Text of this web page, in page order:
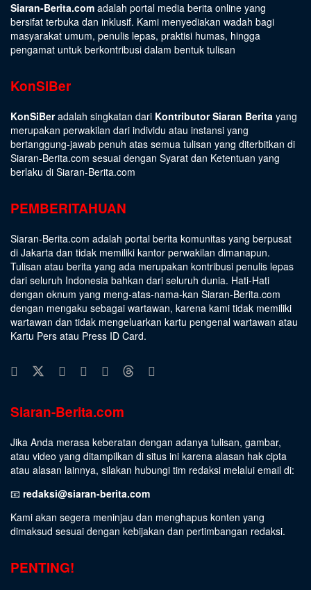
Siaran-Berita.com adalah portal media berita online yang
bersifat terbuka dan inklusif. Kami menyediakan wadah bagi
masyarakat umum, penulis lepas, praktisi humas, hingga
pengamat untuk berkontribusi dalam bentuk tulisan
KonSiBer
KonSiBeradalah singkatan dari Kontributor Siaran Berita yang
merupakan perwakilan dari individu atau instansi yang
bertanggung-jawab penuh atas semua tulisan yang diterbitkan di
Siaran-Berita.com sesuai dengan Syarat dan Ketentuan yang
berlaku di Siaran-Berita.com
PEMBERITAHUAN
Siaran-Berita.com adalah portal berita komunitas yang berpusat
di Jakarta dan tidak memiliki kantor perwakilan dimanapun.
Tulisan atau berita yang ada merupakan kontribusi penulis lepas
dari seluruh Indonesia bahkan dari seluruh dunia. Hati-Hati
dengan oknum yang meng-atas-nama-kan Siaran-Berita.com
dengan mengaku sebagai wartawan, karena kami tidak memiliki
wartawan dan tidak mengeluarkan kartu pengenal wartawan atau
Kartu Pers atau Press ID Card.
Siaran-Berita.com
Jika Anda merasa keberatan dengan adanya tulisan, gambar,
atau video yang ditampilkan di situs ini karena alasan hak cipta
atau alasan lainnya, silakan hubungi tim redaksi melalui email di:
📧 redaksi@siaran-berita.com
Kami akan segera meninjau dan menghapus konten yang
dimaksud sesuai dengan kebijakan dan pertimbangan redaksi.
PENTING!